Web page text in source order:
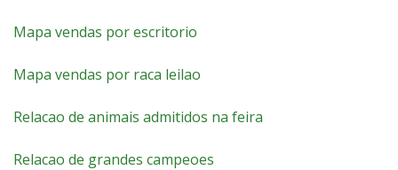
Mapa vendas por escritorio
Mapa vendas por raca leilao
Relacao de animais admitidos na feira
Relacao de grandes campeoes